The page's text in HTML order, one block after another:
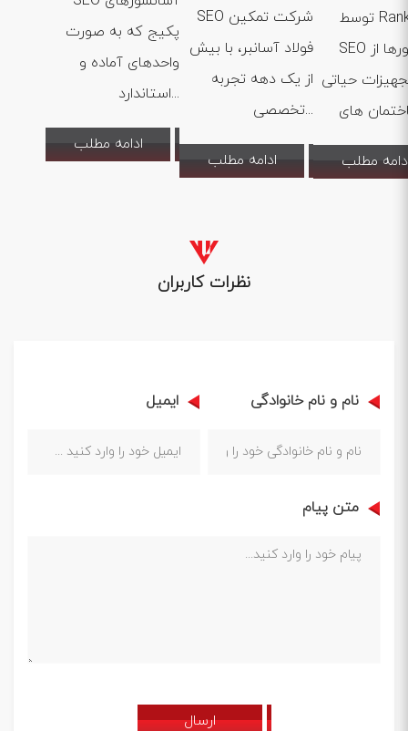
پکیج که به صورت
واحدهای آماده و
استاندارد...
ادامه مطلب
SEO شرکت تمکین
فولاد آسانبر، با بیش
از یک دهه تجربه
تخصصی...
ادامه مطلب
توسط Rank Math
SEO آسانسورها از
حیاتی
مطلب
نظرات کاربران
نام و نام خانوادگی ایمیل
متن پیام
ارسال